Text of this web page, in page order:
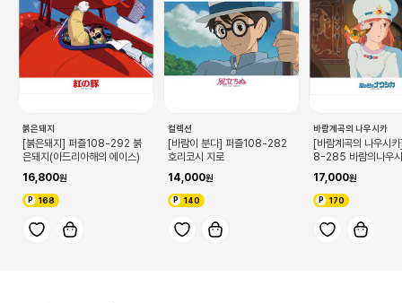
붉은돼지
[붉은돼지] 퍼즐108-292 붉
은돼지(아드리아해의 에이스)
16,800
168
컬렉션
[바람이 분다] 퍼즐108-282
호리코시 지로
14,000
140
바람계곡의 나우시카
[바람계곡의 나우시
8-285 바람의나우
17,000
170